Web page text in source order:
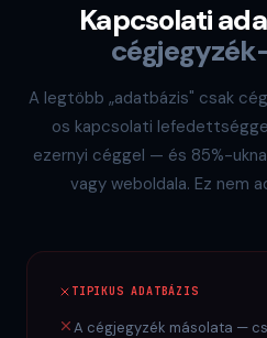
Kapcsolati
A legtöbb „adatbázis" csak
os kapcsolati
ezernyi céggel — és 85%-
vagy weboldala. Ez nem
TIPIKUS ADATBÁZIS
A cégjegyzék másolata —